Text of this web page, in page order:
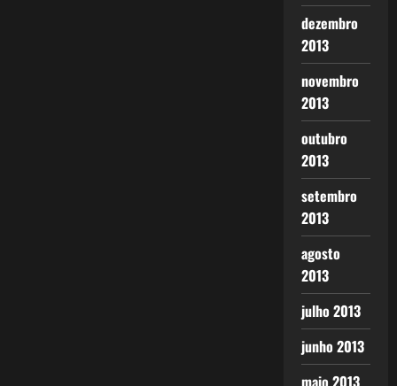
dezembro
2013
novembro
2013
outubro
2013
setembro
2013
agosto
2013
julho 2013
junho 2013
maio 2013